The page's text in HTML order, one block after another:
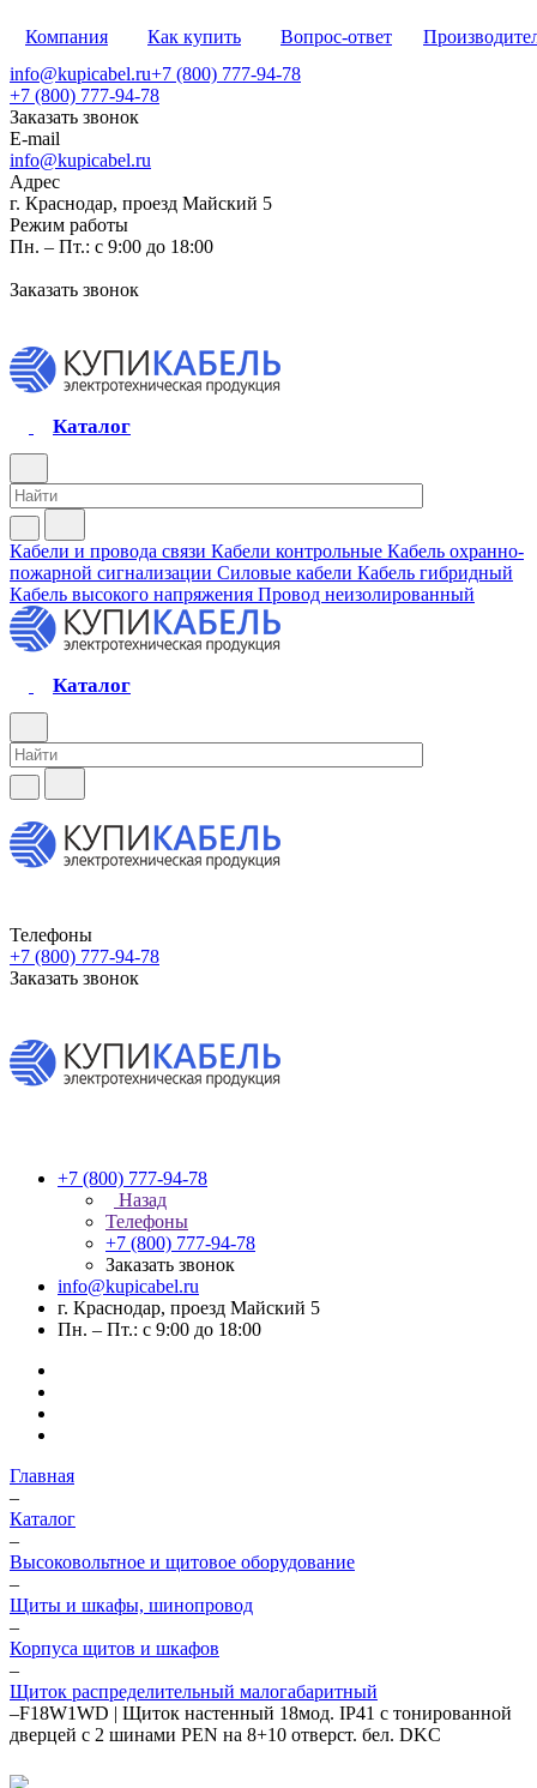
Компания Как купить Вопрос-ответ
info@kupicabel.ru+7 (800) 777-94-78
+7 (800) 777-94-78
Заказать звонок
E-mail
info@kupicabel.ru
Адрес
г. Краснодар, проезд Майский 5
Режим работы
Пн. – Пт.: с 9:00 до 18:00
Заказать звонок
Каталог
Кабели и провода связи Кабели контрольные Кабель охранно-
пожарной сигнализации Силовые кабели Кабель гибридный
Кабель высокого напряжения Провод неизолированный
Каталог
Телефоны
+7 (800) 777-94-78
Заказать звонок
+7 (800) 777-94-78
Назад
Телефоны
+7 (800) 777-94-78
Заказать звонок
info@kupicabel.ru
г. Краснодар, проезд Майский 5
Пн. – Пт.: с 9:00 до 18:00
Главная
–
Каталог
–
Высоковольтное и щитовое оборудование
–
Щиты и шкафы, шинопровод
–
Корпуса щитов и шкафов
–
Щиток распределительный малогабаритный
–F18W1WD | Щиток настенный 18мод. IP41 с тонированной
дверцей с 2 шинами PEN на 8+10 отверст. бел. DKC